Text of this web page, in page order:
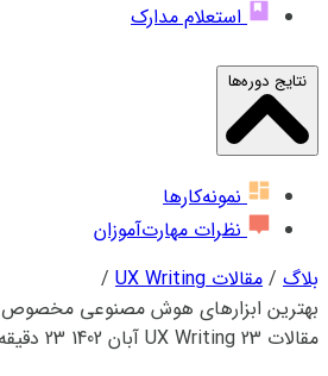
استعلام مدارک
نتایج دوره‌ها
نمونه‌کارها
نظرات مهارت‌آموزان
بلاگ / مقالات UX Writing
/
بهترین ابزارهای هوش مصنوعی مخصوص UXرایترها
مقالات UX Writing 23 آبان 1402 23 دقیقه مطالعه